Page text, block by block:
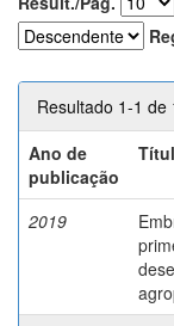
Resultado 1-1 de
Ano de
publicação
2019